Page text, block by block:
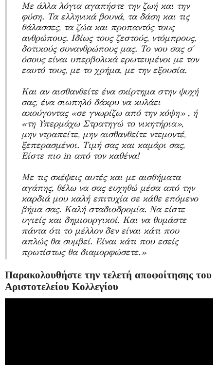
Με άλλα λόγια αγαπήστε την ζωή και την
φύση. Τα ελληνικά βουνά, τα δάση και τις
θάλασσες, τα ζώα και προπαντός τους
ανθρώπους. Ιδίως τους ζεστούς, ντόμπρους,
δοτικούς συνανθρώπους μας. Το νου σας σ΄
όσους είναι υπερβολικά ερωτευμένοι με τον
εαυτό τους, με το χρήμα, με την εξουσία.
Και αν αισθανθείτε ένα σκίρτημα στην ψυχή
σας, ένα σιωπηλό δάκρυ να κυλάει
ακούγοντας «σε γνωρίζω από την κόψη» , ή
«τη Υπερμάχω Στρατηγώ το νικητήρια»,
μην ντραπείτε, μην αισθανθείτε ντεμοντέ,
ξεπερασμένοι. Τιμή σας και καμάρι σας,
Είστε πιο in από τον καθένα!
Με τις σκέψεις αυτές και με αισθήματα
αγάπης, θέλω να σας ευχηθώ μέσα από την
καρδιά μου καλή επιτυχία σε κάθε επόμενο
βήμα σας. Καλή σταδιοδρομία. Να είστε
υγιείς και δημιουργικοί. Και να θυμάστε
πάντα ότι το μέλλον δεν είναι κάτι που
απλώς θα συμβεί. Είναι κάτι που εσείς
πρωτίστως θα διαμορφώσετε.»
Παρακολουθήστε την τελετή αποφοίτησης του
Αριστοτελείου Κολλεγίου